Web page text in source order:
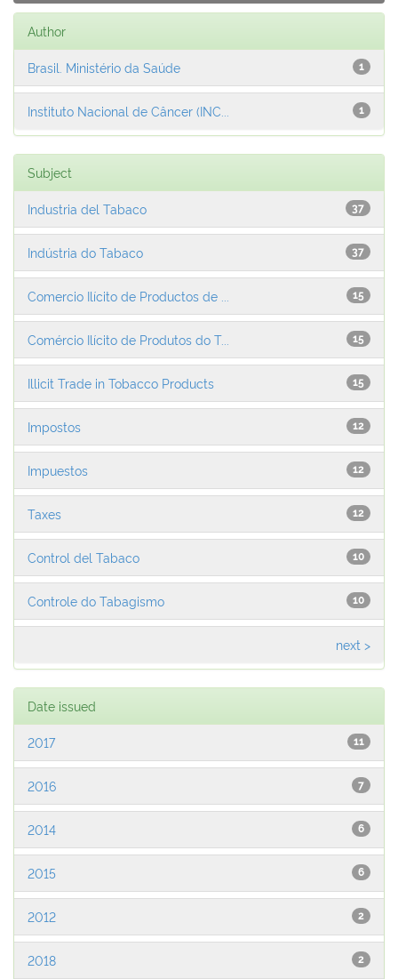
Author
1
Brasil. Ministério da Saúde
1
Instituto Nacional de Câncer (INC...
Subject
37
Industria del Tabaco
37
Indústria do Tabaco
15
Comercio Ilícito de Productos de ...
15
Comércio Ilícito de Produtos do T...
15
Illicit Trade in Tobacco Products
12
Impostos
12
Impuestos
12
Taxes
10
Control del Tabaco
10
Controle do Tabagismo
next >
Date issued
11
2017
7
2016
6
2014
6
2015
2
2012
2
2018